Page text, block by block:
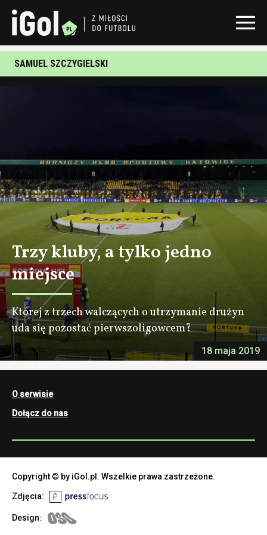
SAMUEL SZCZYGIELSKI
18 maja 2019
Trzy kluby, a tylko jedno
miejsce
Której z trzech walczących o utrzymanie drużyn
uda się pozostać pierwszoligowcem?
O serwisie
Dołącz do nas
Copyright © by iGol.pl. Wszelkie prawa zastrzeżone.
Zdjęcia:
Design: